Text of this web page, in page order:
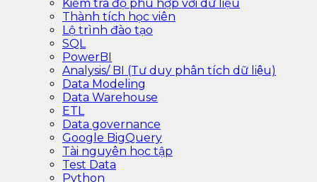
Kiểm tra độ phù hợp với dữ liệu
Thành tích học viên
Lộ trình đào tạo
SQL
PowerBI
Analysis/ BI (Tư duy phân tích dữ liệu)
Data Modeling
Data Warehouse
ETL
Data governance
Google BigQuery
Tài nguyên học tập
Test Data
Python